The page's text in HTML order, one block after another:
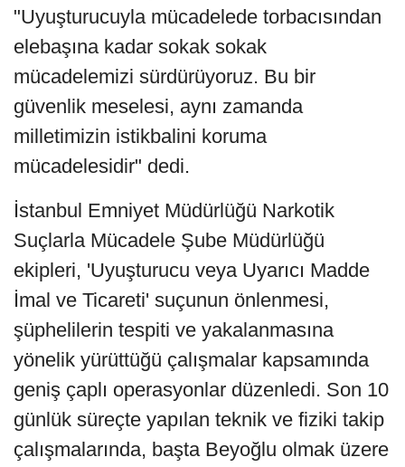
"Uyuşturucuyla mücadelede torbacısından
elebaşına kadar sokak sokak
mücadelemizi sürdürüyoruz. Bu bir
güvenlik meselesi, aynı zamanda
milletimizin istikbalini koruma
mücadelesidir" dedi.
İstanbul Emniyet Müdürlüğü Narkotik
Suçlarla Mücadele Şube Müdürlüğü
ekipleri, 'Uyuşturucu veya Uyarıcı Madde
İmal ve Ticareti' suçunun önlenmesi,
şüphelilerin tespiti ve yakalanmasına
yönelik yürüttüğü çalışmalar kapsamında
geniş çaplı operasyonlar düzenledi. Son 10
günlük süreçte yapılan teknik ve fiziki takip
çalışmalarında, başta Beyoğlu olmak üzere